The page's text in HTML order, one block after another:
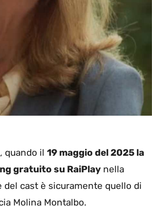
quando il 19 maggio del 2025 la
gratuito su RaiPlay nella
cast è sicuramente quello di
Molina Montalbo.